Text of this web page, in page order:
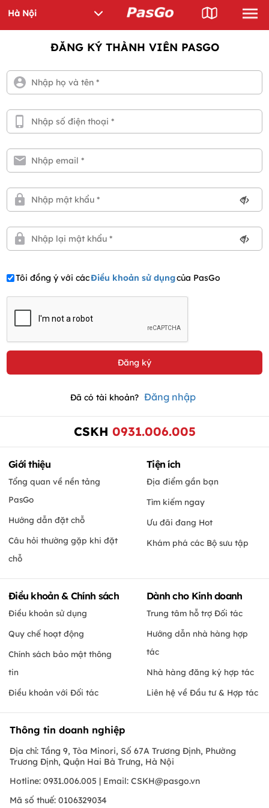
ĐĂNG KÝ THÀNH VIÊN PASGO
Tôi đồng ý với cácĐiều khoản sử dụngcủa PasGo
Đã có tài khoản? Đăng nhập
CSKH 0931.006.005
Giới thiệu
Tổng quan về nền tảng
PasGo
Hướng dẫn đặt chỗ
Câu hỏi thường gặp khi đặt
chỗ
Tiện ích
Địa điểm gần bạn
Tìm kiếm ngay
Ưu đãi đang Hot
Khám phá các Bộ sưu tập
Điều khoản & Chính sách
Điều khoản sử dụng
Quy chế hoạt động
Chính sách bảo mật thông
tin
Điều khoản với Đối tác
Dành cho Kinh doanh
Trung tâm hỗ trợ Đối tác
Hướng dẫn nhà hàng hợp
tác
Nhà hàng đăng ký hợp tác
Liên hệ về Đầu tư & Hợp tác
Thông tin doanh nghiệp
Địa chỉ: Tầng 9, Tòa Minori, Số 67A Trương Định, Phường
Trương Định, Quận Hai Bà Trưng, Hà Nội
Hotline: 0931.006.005 | Email: CSKH@pasgo.vn
Mã số thuế: 0106329034